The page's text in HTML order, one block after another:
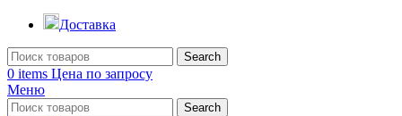
Доставка
Search
0 items Цена по запросу
Меню
Search